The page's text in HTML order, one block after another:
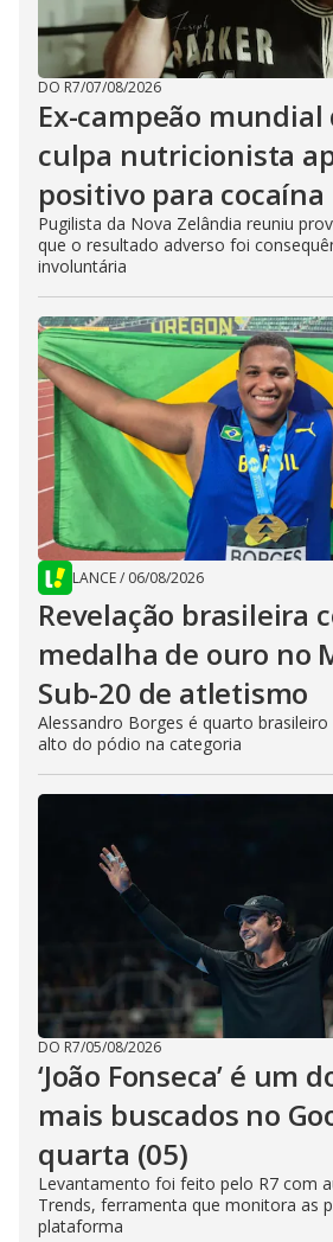
DO R7/07/08/2026
Ex-campeão mundial
culpa nutricionista
positivo para cocaína
Pugilista da Nova Zelândia reuniu
que o resultado adverso foi
involuntária
LANCE/ 06/08/2026
Revelação brasileira
medalha de ouro no
Sub-20 de atletismo
Alessandro Borges é quarto
alto do pódio na categoria
DO R7/05/08/2026
‘João Fonseca’ é um
mais buscados no
quarta (05)
Levantamento foi feito pelo R7 com
Trends, ferramenta que monitora as
plataforma